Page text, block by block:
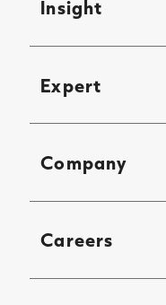
Insight
Expert
Company
Careers